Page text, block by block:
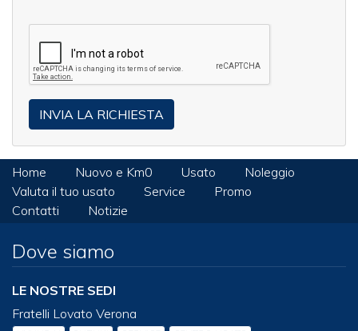
Home Nuovo e Km0 Usato
Noleggio
Valuta il tuo usato
Service
Promo
Contatti
Notizie
Dove siamo
LE NOSTRE SEDI
Fratelli Lovato Verona